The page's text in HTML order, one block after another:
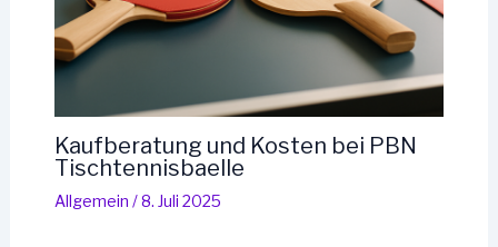
Kaufberatung und Kosten bei PBN
Tischtennisbaelle
Allgemein /8. Juli 2025